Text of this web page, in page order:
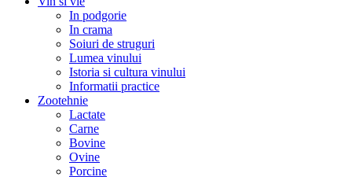
In podgorie
In crama
Soiuri de struguri
Lumea vinului
Istoria si cultura vinului
Informatii practice
Zootehnie
Lactate
Carne
Bovine
Ovine
Porcine